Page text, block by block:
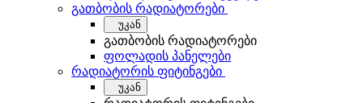
გათბობის რადიატორები
უკან
გათბობის რადიატორები
ფოლადის პანელები
რადიატორის ფიტინგები
უკან